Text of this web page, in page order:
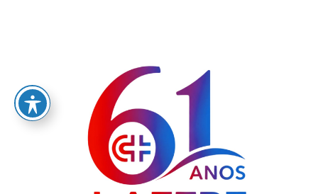
LABORATÓRIO FARMACÊUTICO DO ESTADO DE PERNAMBUCO
GOVERNADOR MIGUEL ARRAES - LAFEPE AVISO DE COTAÇÃO Nº0076/2021